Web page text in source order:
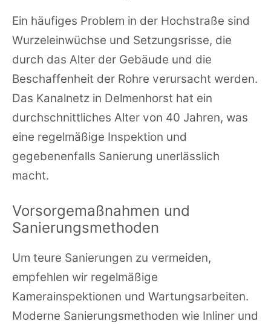
Ein häufiges Problem in der Hochstraße sind
Wurzeleinwüchse und Setzungsrisse, die
durch das Alter der Gebäude und die
Beschaffenheit der Rohre verursacht werden.
Das Kanalnetz in Delmenhorst hat ein
durchschnittliches Alter von 40 Jahren, was
eine regelmäßige Inspektion und
gegebenenfalls Sanierung unerlässlich
macht.
Vorsorgemaßnahmen und
Sanierungsmethoden
Um teure Sanierungen zu vermeiden,
empfehlen wir regelmäßige
Kamerainspektionen und Wartungsarbeiten.
Moderne Sanierungsmethoden wie Inliner und